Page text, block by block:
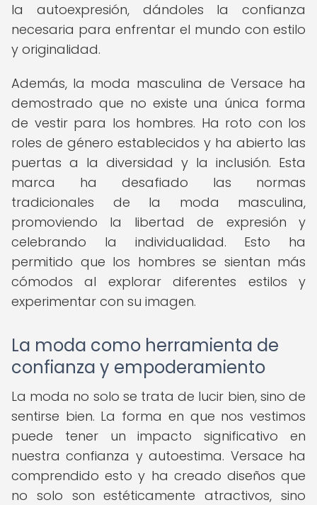
la autoexpresión, dándoles la confianza
necesaria para enfrentar el mundo con estilo
y originalidad.
Además, la moda masculina de Versace ha
demostrado que no existe una única forma
de vestir para los hombres. Ha roto con los
roles de género establecidos y ha abierto las
puertas a la diversidad y la inclusión. Esta
marca ha desafiado las normas
tradicionales de la moda masculina,
promoviendo la libertad de expresión y
celebrando la individualidad. Esto ha
permitido que los hombres se sientan más
cómodos al explorar diferentes estilos y
experimentar con su imagen.
La moda como herramienta de
confianza y empoderamiento
La moda no solo se trata de lucir bien, sino de
sentirse bien. La forma en que nos vestimos
puede tener un impacto significativo en
nuestra confianza y autoestima. Versace ha
comprendido esto y ha creado diseños que
no solo son estéticamente atractivos, sino